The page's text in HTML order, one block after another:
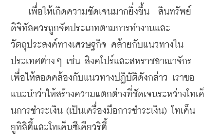
เพื่อให้เกิดความชัดเจนมากยิ่งขึ้น  สินทรัพย์
ดิจิทัลควรถูกจัดประเภทตามการทำงานและ
วัตถุประสงค์ทางเศรษฐกิจ คล้ายกับแนวทางใน
ประเทศต่างๆ เช่น สิงคโปร์และสหราชอาณาจักร
เพื่อให้สอดคล้องกับแนวทางปฏิบัติดังกล่าว เราขอ
แนะนำว่าให้สร้างความแตกต่างที่ชัดเจนระหว่างโทเค็
นการชำระเงิน (เป็นเครื่องมือการชำระเงิน) โทเค็น
ยูทิลิตี้และโทเค็นซีเคียวริตี้